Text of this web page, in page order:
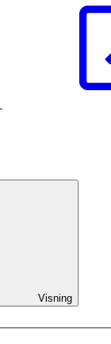
Visning